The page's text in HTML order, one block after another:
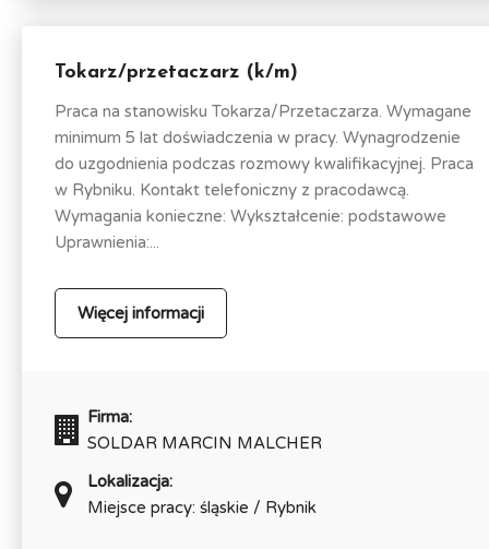
Tokarz/przetaczarz (k/m)
Praca na stanowisku Tokarza/Przetaczarza. Wymagane
minimum 5 lat doświadczenia w pracy. Wynagrodzenie
do uzgodnienia podczas rozmowy kwalifikacyjnej. Praca
w Rybniku. Kontakt telefoniczny z pracodawcą.
Wymagania konieczne: Wykształcenie: podstawowe
Uprawnienia:...
Więcej informacji
Firma:
SOLDAR MARCIN MALCHER
Lokalizacja:
Miejsce pracy: śląskie / Rybnik